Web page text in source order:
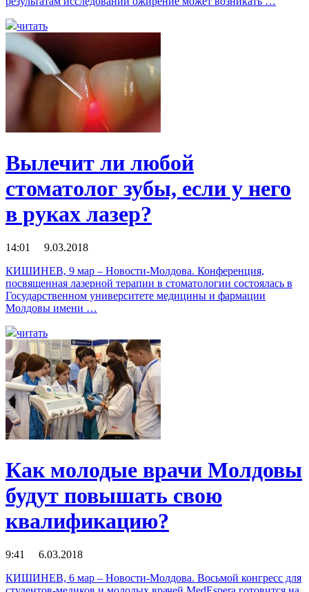
читать
Вылечит ли любой
стоматолог зубы, если у него
в руках лазер?
14:01 9.03.2018
КИШИНЕВ, 9 мар – Новости-Молдова. Конференция,
посвященная лазерной терапии в стоматологии состоялась в
Государственном университете медицины и фармации
Молдовы имени …
читать
Как молодые врачи Молдовы
будут повышать свою
квалификацию?
9:41 6.03.2018
КИШИНЕВ, 6 мар – Новости-Молдова. Восьмой конгресс для